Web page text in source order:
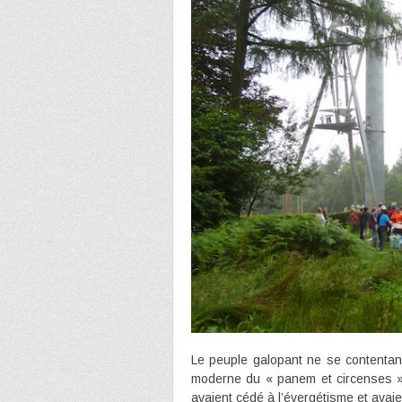
Le peuple galopant ne se
moderne du « panem et circenses
avaient cédé à l’évergétisme et